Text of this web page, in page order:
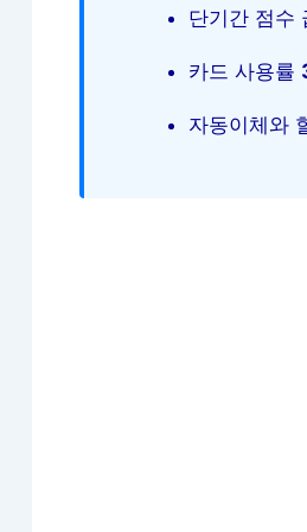
단기간 점수
카드 사용률
자동이체와